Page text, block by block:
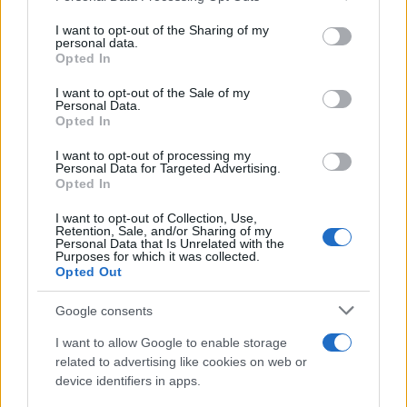
not limited to your visit or usage behaviour. You may click to
grant or deny consent to Google and its third-party tags to
use your data for below specified purposes in below Google
consent section.
I want to opt-out of the Sharing of my
personal data.
Opted In
I want to opt-out of the Sale of my
Personal Data.
Opted In
I want to opt-out of processing my
Personal Data for Targeted Advertising.
Opted In
I want to opt-out of Collection, Use,
Retention, Sale, and/or Sharing of my
Personal Data that Is Unrelated with the
Purposes for which it was collected.
Opted Out
Google consents
I want to allow Google to enable storage
related to advertising like cookies on web or
device identifiers in apps.
Πιο δημοφιλή
η πλατφόρμα – Ποια ΑΦΜ προηγούνται
στις αιτήσεις
κορυφή του Κιθαιρώνα – Το εντυπωσιακό
timelapse βίντεο
ταξίδι στην Αράχωβα – Όσα ισχυρίστηκε ο
26χρονος για τον θάνατο της Βρετανίδας
Νέο κύμα ζέστης από το Σαββατοκύριακο
με 40άρια - Πολύ υψηλός κίνδυνος
πυρκαγιάς σε Αττική, Εύβοια, Λέσβο και
Χίο σήμερα
Μύκονος: Βίντεο με τους αστυνομικούς να
εντοπίζουν την τσάντα Hermès και το
Rolex όπου άρπαξε Έλληνας οδηγός από
Ουκρανό τουρίστα